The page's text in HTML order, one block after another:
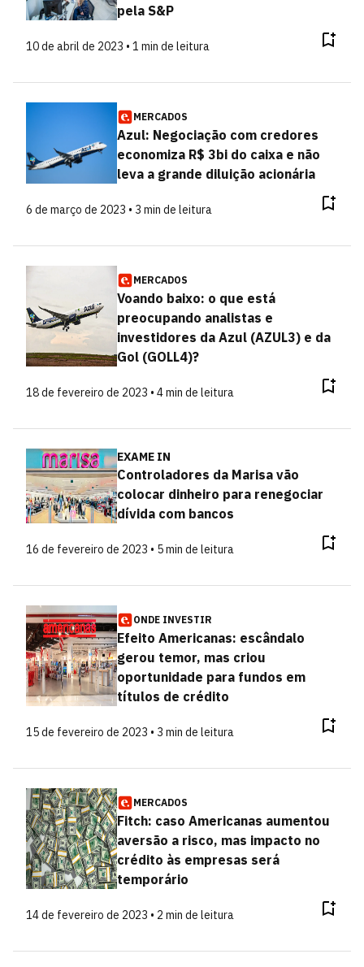
pela S&P
10 de abril de 2023 • 1 min de leitura
MERCADOS
Azul: Negociação com credores
economiza R$ 3bi do caixa e não
leva a grande diluição acionária
6 de março de 2023 • 3 min de leitura
MERCADOS
Voando baixo: o que está
preocupando analistas e
investidores da Azul (AZUL3) e da
Gol (GOLL4)?
18 de fevereiro de 2023 • 4 min de leitura
EXAME IN
Controladores da Marisa vão
colocar dinheiro para renegociar
dívida com bancos
16 de fevereiro de 2023 • 5 min de leitura
ONDE INVESTIR
Efeito Americanas: escândalo
gerou temor, mas criou
oportunidade para fundos em
títulos de crédito
15 de fevereiro de 2023 • 3 min de leitura
MERCADOS
Fitch: caso Americanas aumentou
aversão a risco, mas impacto no
crédito às empresas será
temporário
14 de fevereiro de 2023 • 2 min de leitura